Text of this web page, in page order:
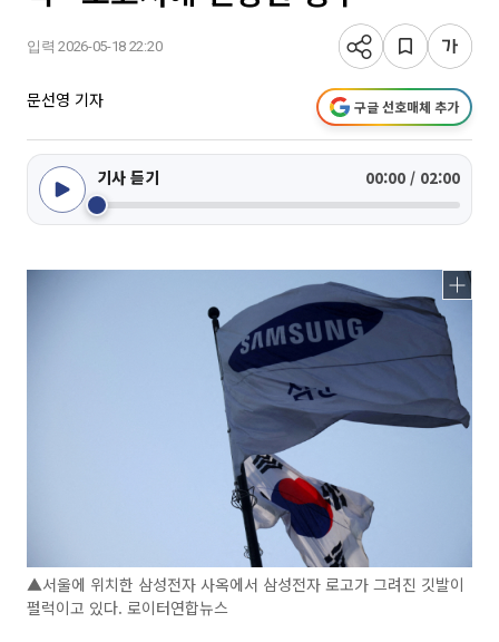
입력 2026-05-18 22:20
문선영 기자 구글 선호매체 추가
기사 듣기 00:00 / 02:00
▲서울에 위치한 삼성전자 사옥에서 삼성전자 로고가 그려진 깃발이
펄럭이고 있다. 로이터연합뉴스